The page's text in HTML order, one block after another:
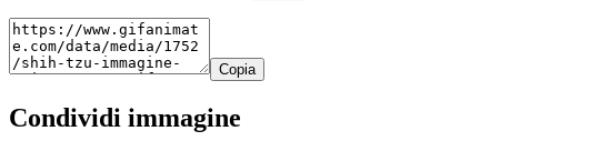
Copia
Condividi immagine